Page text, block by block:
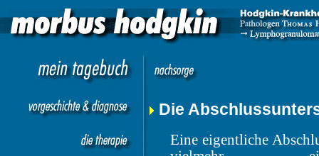
Die
Eine eigentliche